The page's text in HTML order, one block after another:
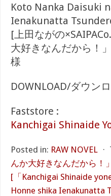
Koto Nanka Daisuki
Ienakunatta
[上田ながの
大好きなんだから！
様
DOWNLOAD/ダウン
Faststore :
Kanchigai Shinaide
Posted in: RAW NOVEL ⋅
んか大好きなんだから！
[「Kanchigai Shinaide
Honne shika Ienakunatta